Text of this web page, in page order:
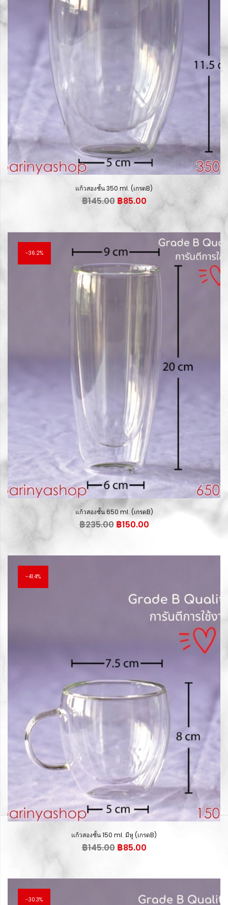
แก้วสองชั้น 350 ml. (เกรดB)
฿145.00 Original
฿145.00.
฿85.00Current
price
฿85.00.
36.2%
แก้วสองชั้น 650 ml. (เกรดB)
฿235.00 Original
฿235.00.
฿150.00Current
฿150.00.
41.4%
แก้วสองชั้น 150 ml. มีหู (เกรดB)
฿145.00 Original
฿145.00.
฿85.00Current
฿85.00.
30.3%